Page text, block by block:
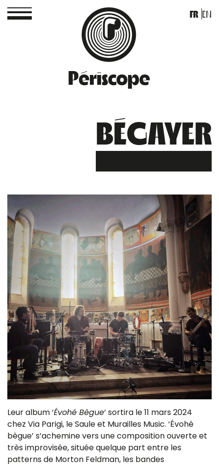
Périscope
FR EN
BÉGAYER
Leur album ‘Évohé Bègue‘ sortira le 11 mars 2024
chez Via Parigi, le Saule et Murailles Music. ‘Évohé
bègue’ s’achemine vers une composition ouverte et
très improvisée, située quelque part entre les
patterns de Morton Feldman, les bandes